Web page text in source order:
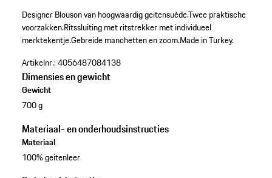
Designer Blouson van hoogwaardig geitensuède.Twee praktische
voorzakken.Ritssluiting met ritstrekker met individueel
merktekentje.Gebreide manchetten en zoom.Made in Turkey.
Artikelnr.:4056487084138
Dimensies en gewicht
Gewicht
700 g
Materiaal- en onderhoudsinstructies
Materiaal
100% geitenleer